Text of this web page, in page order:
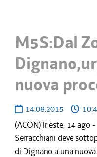
M5S:Dal
nuova
14.08.2015
(ACON)Trieste, 14 ago
Serracchiani deve
di Dignano a una